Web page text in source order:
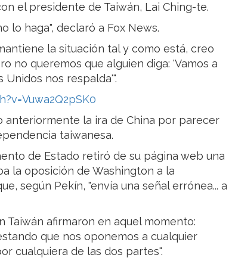
el presidente de Taiwán, Lai Ching-te.
lo haga", declaró a Fox News.
la situación tal y como está, creo
no queremos que alguien diga: 'Vamos a
nos respalda'".
anteriormente la ira de China por parecer
taiwanesa.
de Estado retiró de su página web una
la oposición de Washington a la
según Pekín, "envía una señal errónea... a
Taiwán afirmaron en aquel momento:
que nos oponemos a cualquier
cualquiera de las dos partes".